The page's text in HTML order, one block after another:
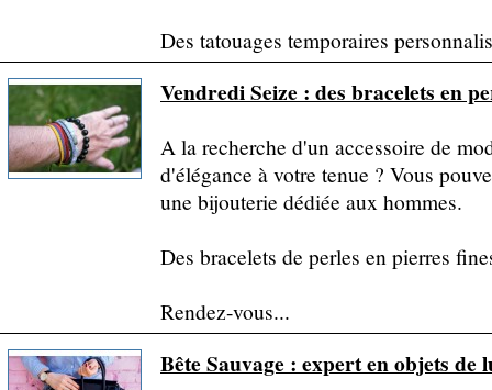
Des tatouages temporaires
Vendredi Seize : des bracelets en
A la recherche d'un accessoire de
d'élégance à votre tenue ? Vous
une bijouterie dédiée aux hommes.
Des bracelets de perles en pierres
Rendez-vous...
Bête Sauvage : expert en objets de